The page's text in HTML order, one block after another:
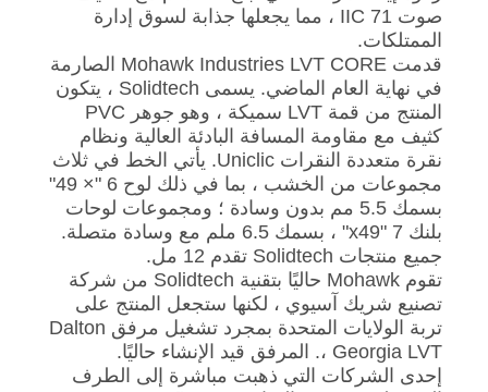
صوت 71 IIC ، مما يجعلها جذابة لسوق إدارة
الممتلكات.
قدمت Mohawk Industries LVT CORE الصارمة
في نهاية العام الماضي. يسمى Solidtech ، يتكون
المنتج من قمة LVT سميكة ، وهو جوهر PVC
كثيف مع مقاومة المسافة البادئة العالية ونظام
نقرة متعددة النقرات Uniclic. يأتي الخط في ثلاث
مجموعات من الخشب ، بما في ذلك لوح 6 "× 49"
بسمك 5.5 مم بدون وسادة ؛ ومجموعات لوحات
بلنك 7 "x49" ، بسمك 6.5 ملم مع وسادة متصلة.
جميع منتجات Solidtech تقدم 12 مل.
تقوم Mohawk حاليًا بتقنية Solidtech من شركة
تصنيع شريك آسيوي ، لكنها ستجعل المنتج على
تربة الولايات المتحدة بمجرد تشغيل مرفق Dalton
، Georgia LVT. المرفق قيد الإنشاء حاليًا.
إحدى الشركات التي ذهبت مباشرة إلى الطرف